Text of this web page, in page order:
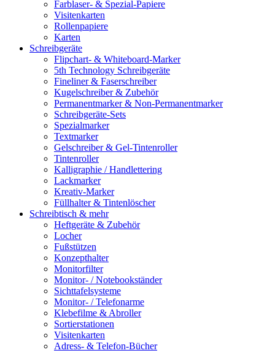
Farblaser- & Spezial-Papiere
Visitenkarten
Rollenpapiere
Karten
Schreibgeräte
Flipchart- & Whiteboard-Marker
5th Technology Schreibgeräte
Fineliner & Faserschreiber
Kugelschreiber & Zubehör
Permanentmarker & Non-Permanentmarker
Schreibgeräte-Sets
Spezialmarker
Textmarker
Gelschreiber & Gel-Tintenroller
Tintenroller
Kalligraphie / Handlettering
Lackmarker
Kreativ-Marker
Füllhalter & Tintenlöscher
Schreibtisch & mehr
Heftgeräte & Zubehör
Locher
Fußstützen
Konzepthalter
Monitorfilter
Monitor- / Notebookständer
Sichttafelsysteme
Monitor- / Telefonarme
Klebefilme & Abroller
Sortierstationen
Visitenkarten
Adress- & Telefon-Bücher